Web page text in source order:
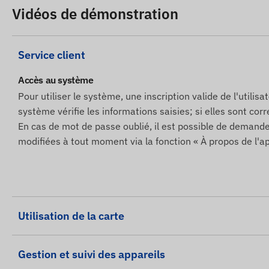
Si vous souhaitez utiliser notre service d'alerte SMS,
boutique en ligne.
Informations supplémentaires
L'appareil est protégé par une étiquette de sécurité,
annuler la garantie.
Si vous souhaitez transférer l'appareil a une autre
réinscription de l'utilisateur!
Nous assurons la maintenance de l'appareil meme
désactivé dans toute l'Europe d'ici le 31 décembre
conseillé de se renseigner localement sur la situation
recommandons de choisir un dispositif fonctionnant sur
Vidéos de démonstration
Service client
Accès au système
Pour utiliser le système, une inscription valide de
système vérifie les informations saisies; si elles sont
En cas de mot de passe oublié, il est possible de
modifiées à tout moment via la fonction « À propos de
Utilisation de la carte
Gestion et suivi des appareils